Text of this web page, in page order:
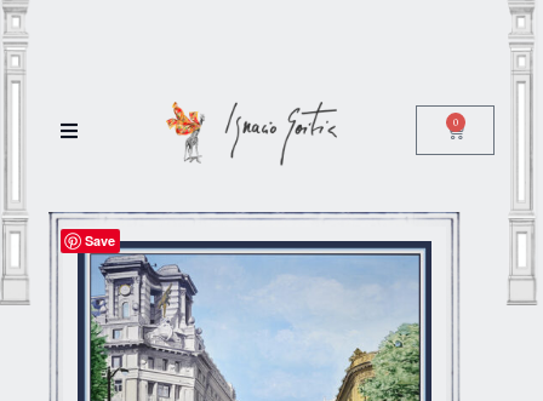
0
Save